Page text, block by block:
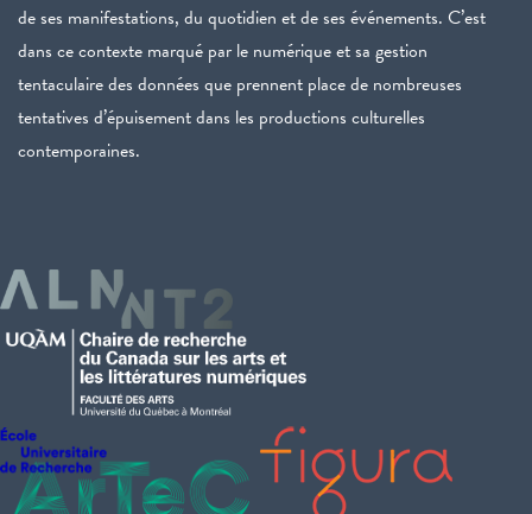
de ses manifestations, du quotidien et de ses événements. C’est
dans ce contexte marqué par le numérique et sa gestion
tentaculaire des données que prennent place de nombreuses
tentatives d’épuisement dans les productions culturelles
contemporaines.